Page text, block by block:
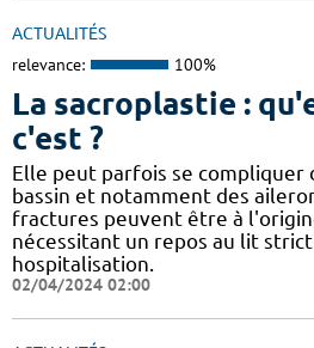
ACTUALITÉS
relevance: 100%
La sacroplastie :
c'est ?
Elle peut parfois se compliquer
bassin et notamment des
fractures peuvent être à
nécessitant un repos au lit
hospitalisation.
02/04/2024 02:00